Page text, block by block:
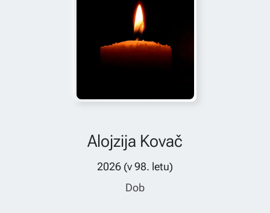
Alojzija Kovač
2026 (v98. letu)
Dob